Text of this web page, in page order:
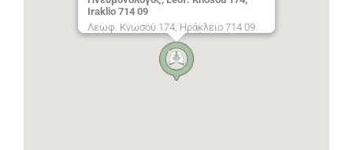
Iraklio 714 09
Λεωφ. Κνωσού 174, Ηράκλειο 714 09